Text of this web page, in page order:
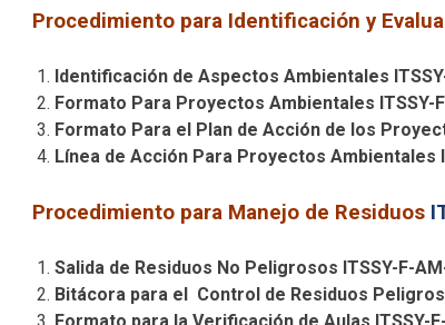
Procedimiento para Identificación y
Identificación de Aspectos Ambientales
Formato Para Proyectos Ambientales ITSSY-
Formato Para el Plan de Acción de los
Línea de Acción Para Proyectos Ambientales
Procedimiento para Manejo de Residuos
Salida de Residuos No Peligrosos ITSSY-F-
Bitácora para el Control de Residuos
Formato para la Verificación de Aulas ITSSY-